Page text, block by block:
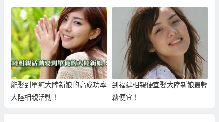
能娶到單純大陸新娘的高成功率
大陸相親活動！
到福建相親便宜娶大陸新娘最輕
鬆便宜！